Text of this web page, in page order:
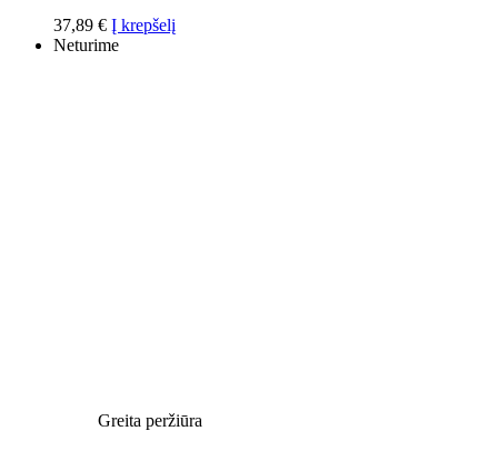
37,89 € Į krepšelį
Neturime
Greita peržiūra